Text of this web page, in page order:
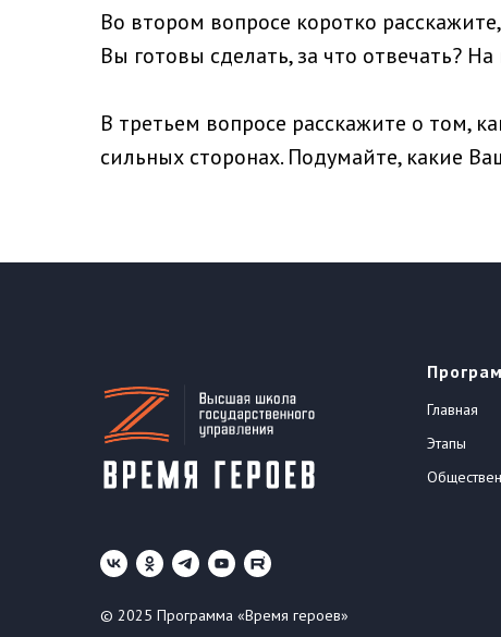
Во втором вопросе коротко
Вы готовы сделать, за что отвечать?
В третьем вопросе расскажите о том,
сильных сторонах. Подумайте, какие
© 2025 Программа «Время героев»
Главная
Этапы